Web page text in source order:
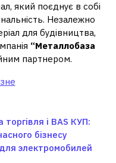
який поєднує в собі
Незалежно
для будівництва,
“Металлобаза
партнером.
торгівля і BAS КУП:
бізнесу
электромобилей